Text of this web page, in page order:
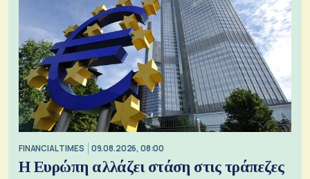
FINANCIAL TIMES 09.08.2026, 08:00
Η Ευρώπη αλλάζει στάση στις τράπεζες